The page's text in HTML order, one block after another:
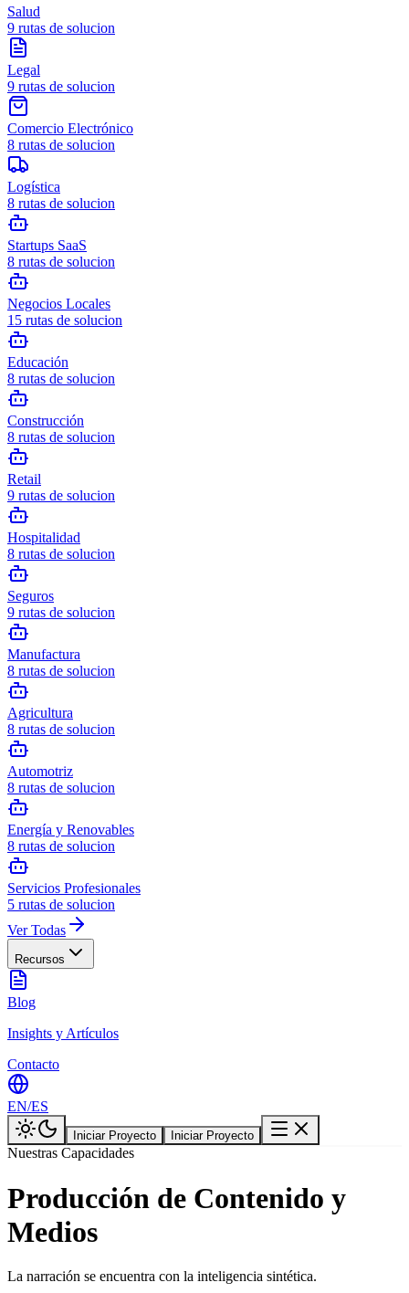
Salud
9 rutas de solucion
Legal
9 rutas de solucion
Comercio Electrónico
8 rutas de solucion
Logística
8 rutas de solucion
Startups SaaS
8 rutas de solucion
Negocios Locales
15 rutas de solucion
Educación
8 rutas de solucion
Construcción
8 rutas de solucion
Retail
9 rutas de solucion
Hospitalidad
8 rutas de solucion
Seguros
9 rutas de solucion
Manufactura
8 rutas de solucion
Agricultura
8 rutas de solucion
Automotriz
8 rutas de solucion
Energía y Renovables
8 rutas de solucion
Servicios Profesionales
5 rutas de solucion
Ver Todas
Recursos
Blog
Insights y Artículos
Contacto
EN/ES
Iniciar Proyecto Iniciar Proyecto
Nuestras Capacidades
Producción de Contenido y
Medios
La narración se encuentra con la inteligencia sintética.